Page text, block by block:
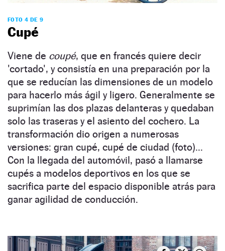
FOTO 4 DE 9
Cupé
Viene de coupé, que en francés quiere decir
'cortado', y consistía en una preparación por la
que se reducían las dimensiones de un modelo
para hacerlo más ágil y ligero. Generalmente se
suprimían las dos plazas delanteras y quedaban
solo las traseras y el asiento del cochero. La
transformación dio origen a numerosas
versiones: gran cupé, cupé de ciudad (foto)...
Con la llegada del automóvil, pasó a llamarse
cupés a modelos deportivos en los que se
sacrifica parte del espacio disponible atrás para
ganar agilidad de conducción.